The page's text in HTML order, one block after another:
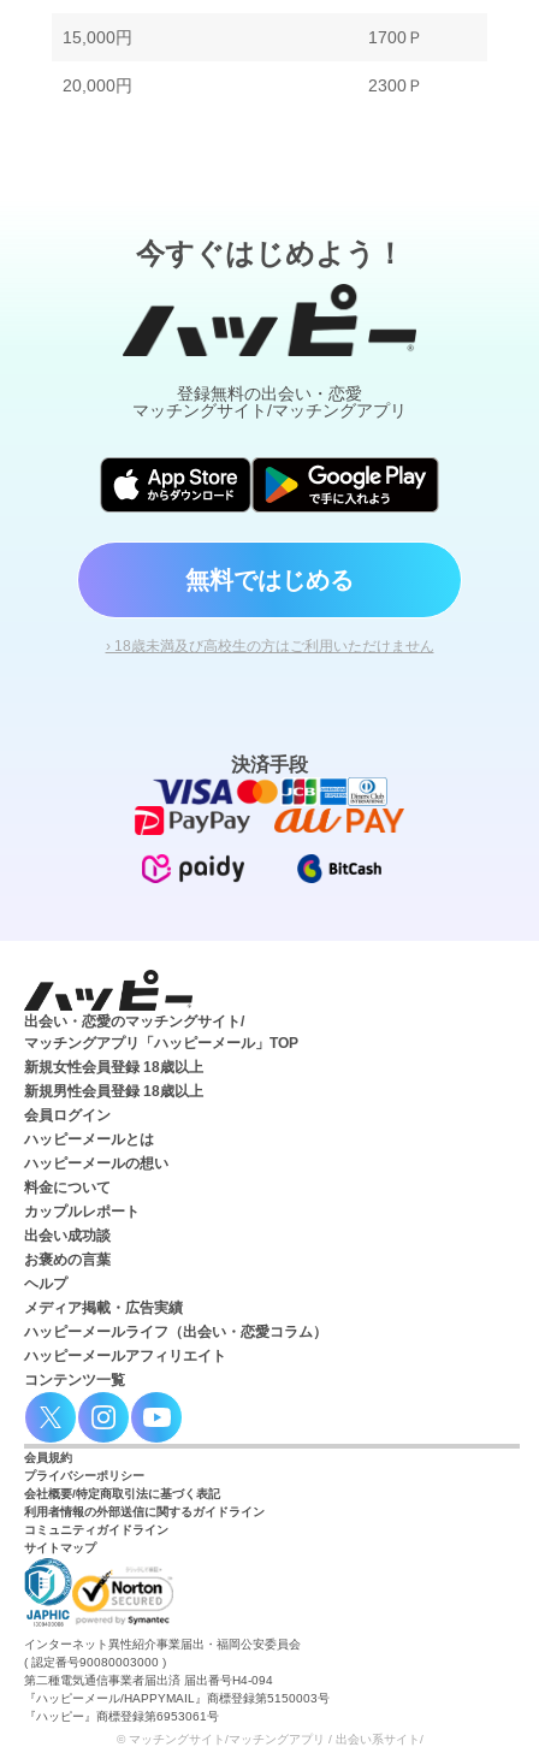
15,000円 1700Ｐ
20,000円 2300Ｐ
今すぐはじめよう！
登録無料の出会い・恋愛
マッチングサイト/マッチングアプリ
無料ではじめる
› 18歳未満及び高校生の方はご利用いただけません
決済手段
出会い・恋愛のマッチングサイト/
マッチングアプリ「ハッピーメール」TOP
新規女性会員登録 18歳以上
新規男性会員登録 18歳以上
会員ログイン
ハッピーメールとは
ハッピーメールの想い
料金について
カップルレポート
出会い成功談
お褒めの言葉
ヘルプ
メディア掲載・広告実績
ハッピーメールライフ（出会い・恋愛コラム）
ハッピーメールアフィリエイト
コンテンツ一覧
会員規約
プライバシーポリシー
会社概要/特定商取引法に基づく表記
利用者情報の外部送信に関するガイドライン
コミュニティガイドライン
サイトマップ
インターネット異性紹介事業届出・福岡公安委員会
( 認定番号90080003000 )
第二種電気通信事業者届出済 届出番号H4-094
『ハッピーメール/HAPPYMAIL』商標登録第5150003号
『ハッピー』商標登録第6953061号
© マッチングサイト/マッチングアプリ / 出会い系サイト/